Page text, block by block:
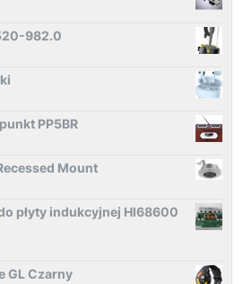
982.0
PP5BR
Mount
płyty indukcyjnej HI68600
GL Czarny